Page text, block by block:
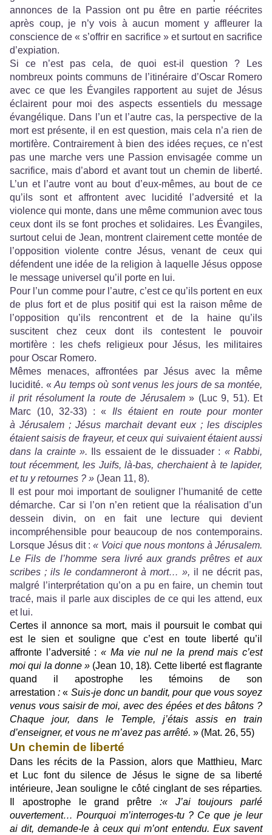
annonces de la Passion ont pu être en partie réécrites
après coup, je n’y vois à aucun moment y affleurer la
conscience de « s’offrir en sacrifice » et surtout en sacrifice
d’expiation.
Si ce n’est pas cela, de quoi est-il question ? Les
nombreux points communs de l’itinéraire d’Oscar Romero
avec ce que les Évangiles rapportent au sujet de Jésus
éclairent pour moi des aspects essentiels du message
évangélique. Dans l’un et l’autre cas, la perspective de la
mort est présente, il en est question, mais cela n’a rien de
mortifère. Contrairement à bien des idées reçues, ce n’est
pas une marche vers une Passion envisagée comme un
sacrifice, mais d’abord et avant tout un chemin de liberté.
L’un et l’autre vont au bout d’eux-mêmes, au bout de ce
qu’ils sont et affrontent avec lucidité l’adversité et la
violence qui monte, dans une même communion avec tous
ceux dont ils se font proches et solidaires. Les Évangiles,
surtout celui de Jean, montrent clairement cette montée de
l’opposition violente contre Jésus, venant de ceux qui
défendent une idée de la religion à laquelle Jésus oppose
le message universel qu’il porte en lui.
Pour l’un comme pour l’autre, c’est ce qu’ils portent en eux
de plus fort et de plus positif qui est la raison même de
l’opposition qu’ils rencontrent et de la haine qu’ils
suscitent chez ceux dont ils contestent le pouvoir
mortifère : les chefs religieux pour Jésus, les militaires
pour Oscar Romero.
Mêmes menaces, affrontées par Jésus avec la même
lucidité. «Au temps où sont venus les jours de sa montée,
il prit résolument la route de Jérusalem» (Luc 9, 51). Et
Marc (10, 32-33) : « Ils étaient en route pour monter
à Jérusalem ; Jésus marchait devant eux ; les disciples
étaient saisis de frayeur, et ceux qui suivaient étaient aussi
dans la crainte ».
Ils essaient de le dissuader : « Rabbi,
tout récemment, les Juifs, là-bas, cherchaient à te lapider,
et tu y retournes ? » (Jean 11, 8).
Il est pour moi important de souligner l’humanité de cette
démarche. Car si l’on n’en retient que la réalisation d’un
dessein divin, on en fait une lecture qui devient
incompréhensible pour beaucoup de nos contemporains.
Lorsque Jésus dit :« Voici que nous montons à Jérusalem.
Le Fils de l’homme sera livré aux grands prêtres et aux
scribes ; ils le condamneront à mort… », il ne décrit pas,
malgré l’interprétation qu’on a pu en faire, un chemin tout
tracé, mais il parle aux disciples de ce qui les attend, eux
et lui.
Certes il annonce sa mort, mais il poursuit le combat qui
est le sien et souligne que c’est en toute liberté qu’il
affronte l’adversité : « Ma vie nul ne la prend mais c’est
moi qui la donne » (Jean 10, 18).Cette liberté est flagrante
quand il apostrophe les témoins de son
arrestation :« Suis-je donc un bandit, pour que vous soyez
venus vous saisir de moi, avec des épées et des bâtons ?
Chaque jour, dans le Temple, j’étais assis en train
d’enseigner, et vous ne m’avez pas arrêté. » (Mat. 26, 55)
Un chemin de liberté
Dans les récits de la Passion, alors que Matthieu, Marc
et Luc font du silence de Jésus le signe de sa liberté
intérieure, Jean souligne le côté cinglant de ses réparties.
Il apostrophe le grand prêtre :« J’ai toujours parlé
ouvertement… Pourquoi m’interroges-tu ? Ce que je leur
ai dit, demande-le à ceux qui m’ont entendu. Eux savent